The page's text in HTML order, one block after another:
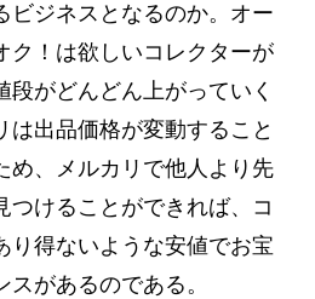
ビジネスとなるのか。オー
ク！は欲しいコレクターが
段がどんどん上がっていく
は出品価格が変動すること
め、メルカリで他人より先
つけることができれば、コ
り得ないような安値でお宝
があるのである。